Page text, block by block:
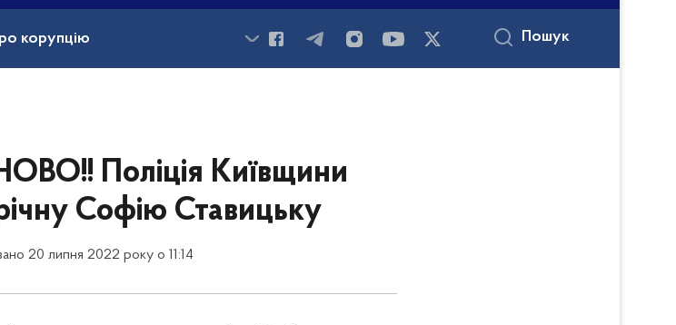
корупцію Пошук
Поліція Київщини
Софію Ставицьку
20 липня 2022 року о 11:14